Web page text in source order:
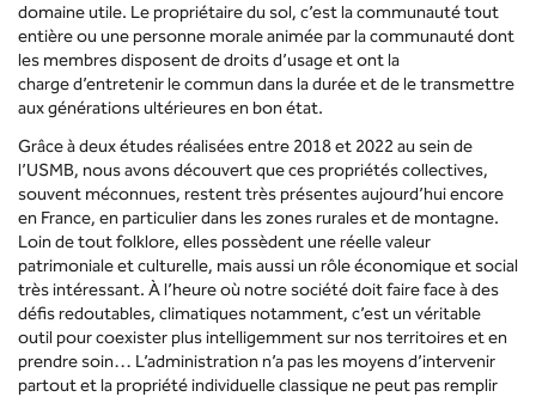
domaine utile. Le propriétaire du sol, c’est la communauté tout
entière ou une personne morale animée par la communauté dont
les membres disposent de droits d’usage et ont la
charge d’entretenir le commun dans la durée et de le transmettre
aux générations ultérieures en bon état.
Grâce à deux études réalisées entre 2018 et 2022 au sein de
l’USMB, nous avons découvert que ces propriétés collectives,
souvent méconnues, restent très présentes aujourd’hui encore
en France, en particulier dans les zones rurales et de montagne.
Loin de tout folklore, elles possèdent une réelle valeur
patrimoniale et culturelle, mais aussi un rôle économique et social
très intéressant. À l’heure où notre société doit faire face à des
défis redoutables, climatiques notamment, c’est un véritable
outil pour coexister plus intelligemment sur nos territoires et en
prendre soin… L’administration n’a pas les moyens d’intervenir
partout et la propriété individuelle classique ne peut pas remplir